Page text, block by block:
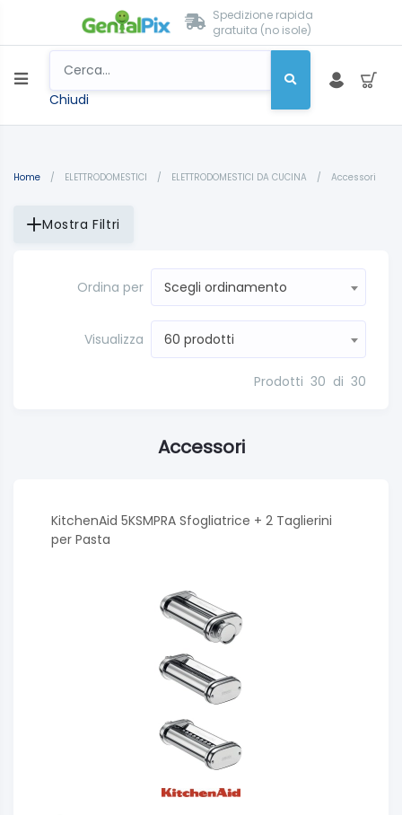
Spedizione rapida
gratuita (no isole)
Chiudi
Home / ELETTRODOMESTICI / ELETTRODOMESTICI DA CUCINA / Accessori
Mostra Filtri
Ordina per Scegli ordinamento
Visualizza 60 prodotti
Prodotti 30 di 30
Accessori
KitchenAid 5KSMPRA Sfogliatrice + 2 Taglierini
per Pasta